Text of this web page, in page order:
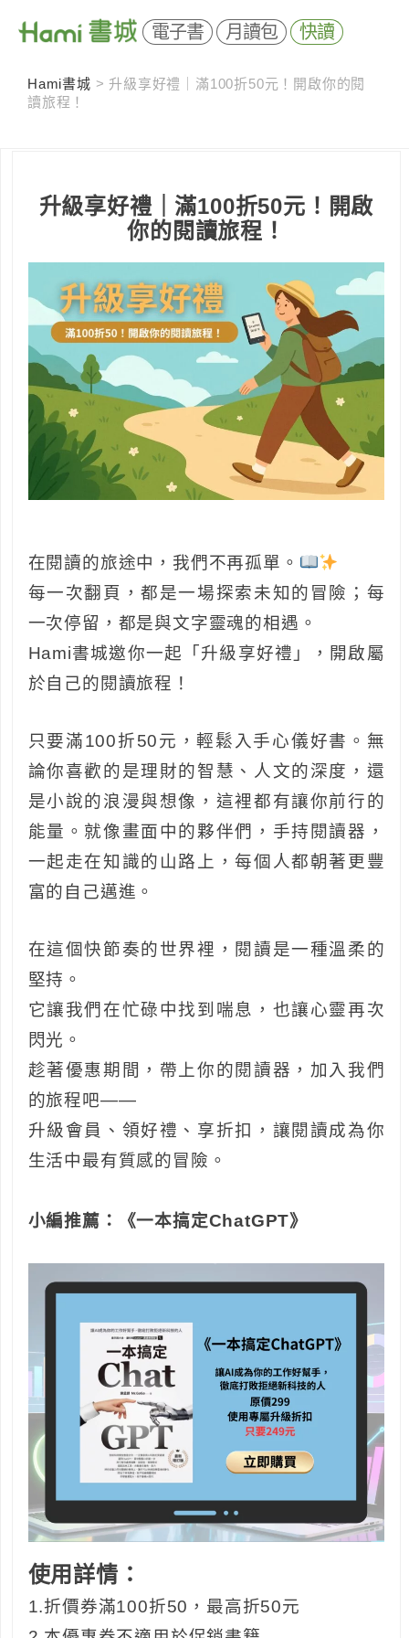
電子書 月讀包 快讀
Hami書城 > 升級享好禮｜滿100折50元！開啟你的閱
讀旅程！
升級享好禮｜滿100折50元！開啟
你的閱讀旅程！
在閱讀的旅途中，我們不再孤單。
每一次翻頁，都是一場探索未知的冒險；每
一次停留，都是與文字靈魂的相遇。
Hami書城邀你一起「升級享好禮」，開啟屬
於自己的閱讀旅程！
只要滿100折50元，輕鬆入手心儀好書。無
論你喜歡的是理財的智慧、人文的深度，還
是小說的浪漫與想像，這裡都有讓你前行的
能量。就像畫面中的夥伴們，手持閱讀器，
一起走在知識的山路上，每個人都朝著更豐
富的自己邁進。
在這個快節奏的世界裡，閱讀是一種溫柔的
堅持。
它讓我們在忙碌中找到喘息，也讓心靈再次
閃光。
趁著優惠期間，帶上你的閱讀器，加入我們
的旅程吧——
升級會員、領好禮、享折扣，讓閱讀成為你
生活中最有質感的冒險。
小編推薦：《一本搞定ChatGPT》
使用詳情：
1.折價券滿100折50，最高折50元